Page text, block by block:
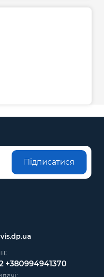
Підписатися
+380994941370